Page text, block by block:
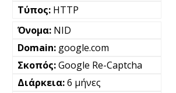
HTTP
NID
google.com
Google Re-Captcha
6 μήνες